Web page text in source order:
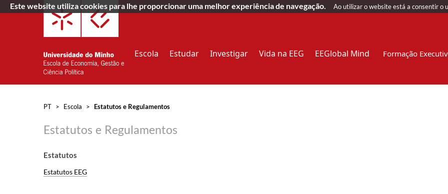
Escola Estudar Investigar Vida na EEG EEGlobal Mind Formação
PT > Escola > Estatutos e Regulamentos
Estatutos e Regulamentos
Estatutos
Estatutos EEG
Este website utiliza cookies para lhe proporcionar uma melhor experiência de navegação. Ao utilizar o website está a consentir o